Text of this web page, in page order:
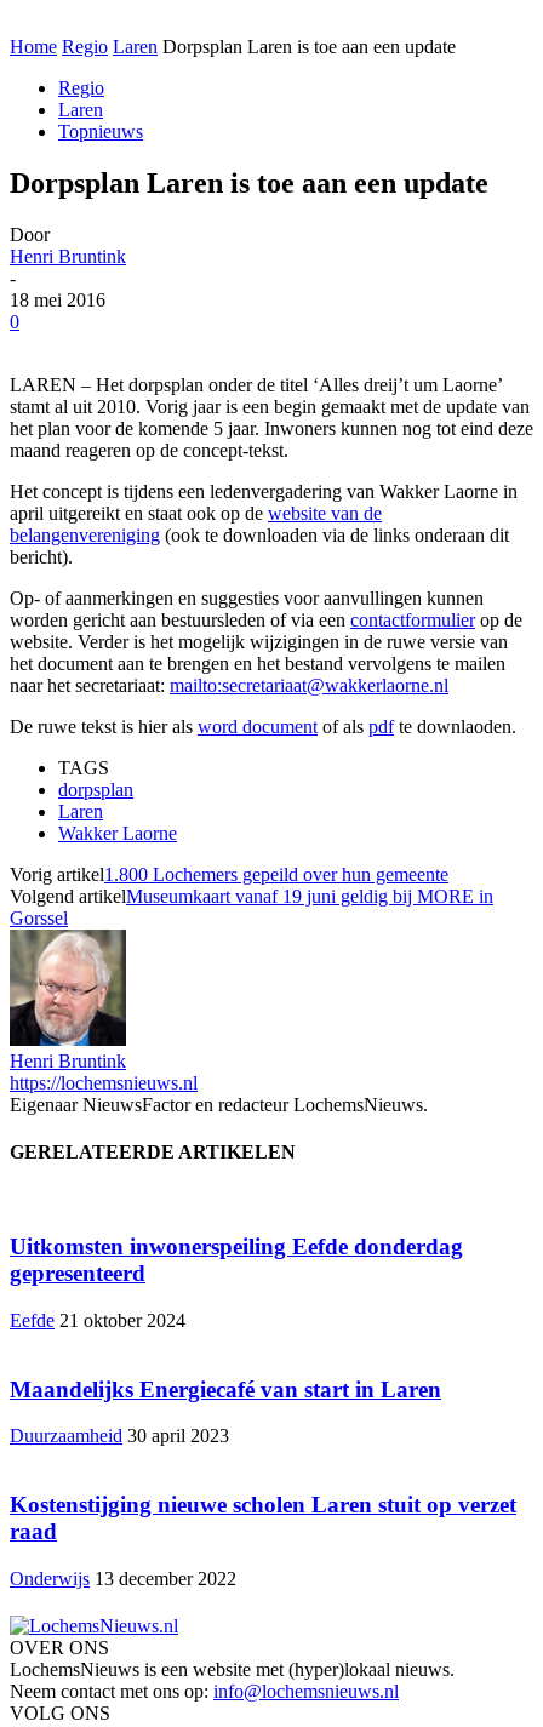
Home Regio Laren Dorpsplan Laren is toe aan een update
Regio
Laren
Topnieuws
Dorpsplan Laren is toe aan een update
Door
Henri Bruntink
-
18 mei 2016
0
LAREN – Het dorpsplan onder de titel ‘Alles dreij’t um Laorne’
stamt al uit 2010. Vorig jaar is een begin gemaakt met de update van
het plan voor de komende 5 jaar. Inwoners kunnen nog tot eind deze
maand reageren op de concept-tekst.
Het concept is tijdens een ledenvergadering van Wakker Laorne in
april uitgereikt en staat ook op de website van de
belangenvereniging (ook te downloaden via de links onderaan dit
bericht).
Op- of aanmerkingen en suggesties voor aanvullingen kunnen
worden gericht aan bestuursleden of via een contactformulierop de
website. Verder is het mogelijk wijzigingen in de ruwe versie van
het document aan te brengen en het bestand vervolgens te mailen
naar het secretariaat: mailto:secretariaat@wakkerlaorne.nl
De ruwe tekst is hier als word document of als pdfte downlaoden.
TAGS
dorpsplan
Laren
Wakker Laorne
Vorig artikel1.800 Lochemers gepeild over hun gemeente
Volgend artikelMuseumkaart vanaf 19 juni geldig bij MORE in
Gorssel
Henri Bruntink
https://lochemsnieuws.nl
Eigenaar NieuwsFactor en redacteur LochemsNieuws.
GERELATEERDE ARTIKELEN
Uitkomsten inwonerspeiling Eefde donderdag
gepresenteerd
Eefde 21 oktober 2024
Maandelijks Energiecafé van start in Laren
Duurzaamheid 30 april 2023
Kostenstijging nieuwe scholen Laren stuit op verzet
raad
Onderwijs 13 december 2022
OVER ONS
LochemsNieuws is een website met (hyper)lokaal nieuws.
Neem contact met ons op: info@lochemsnieuws.nl
VOLG ONS